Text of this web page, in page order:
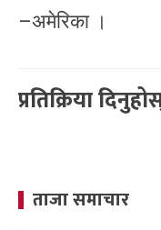
–अमेरिका ।
प्रतिक्रिया
ताजा समाचार